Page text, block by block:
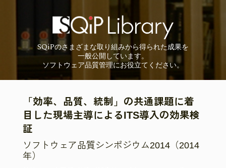
SQiPのさまざまな取り組みから得られた成果を
一般公開しています。
ソフトウェア品質管理にお役立てください。
「効率、品質、統制」の共通課題に着
目した現場主導によるITS導入の効果検
証
ソフトウェア品質シンポジウム2014（2014
年）